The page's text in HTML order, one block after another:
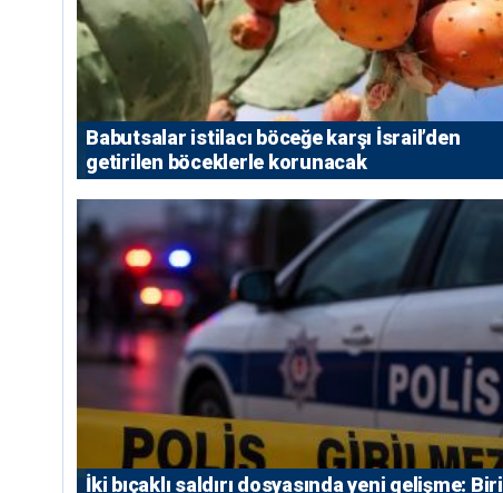
Babutsalar istilacı böceğe karşı İsrail’den
getirilen böceklerle korunacak
İki bıçaklı saldırı dosyasında yeni gelişme: Biri